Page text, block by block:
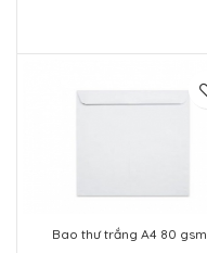
Bao thư trắng A4 80 gsm